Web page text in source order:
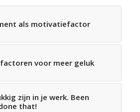
als motivatiefactor
voor meer geluk
zijn in je werk. Been
that!